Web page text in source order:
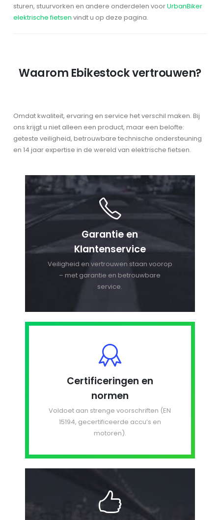
sturen, stuurvorken en andere onderdelen voorUrbanBiker
elektrische fietsen vindt u op deze pagina.
Waarom Ebikestock vertrouwen?
Omdat kwaliteit, ervaring en service het verschil maken. Bij
ons krijgt u niet alleen een product, maar een belofte:
geteste veiligheid, betrouwbare technische ondersteuning
en 14 jaar expertise in de wereld van elektrische fietsen.
Garantie en
Klantenservice
Veiligheid en vertrouwen staan voorop
– met garantie en betrouwbare
service.
Certificeringen en
normen
Voldoet aan strenge voorschriften (EN
15194, gecertificeerde accu’s en
motoren).